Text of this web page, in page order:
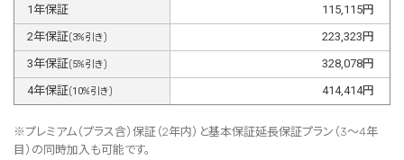
1年保証 115,115円
2年保証(3%引き) 223,323 円
3年保証(5%引き) 328,078円
4年保証(10%引き) 414,414円
※プレミアム（プラス含）保証（2年内）と基本保証延長保証プラン（3～4年
目）の同時加入も可能です。